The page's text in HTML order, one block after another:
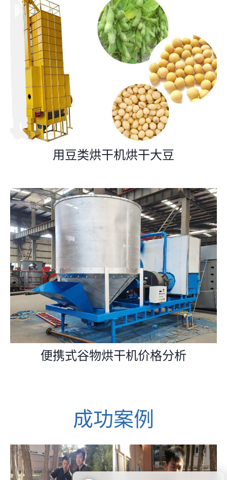
用豆类烘干机烘干大豆
便携式谷物烘干机价格分析
成功案例